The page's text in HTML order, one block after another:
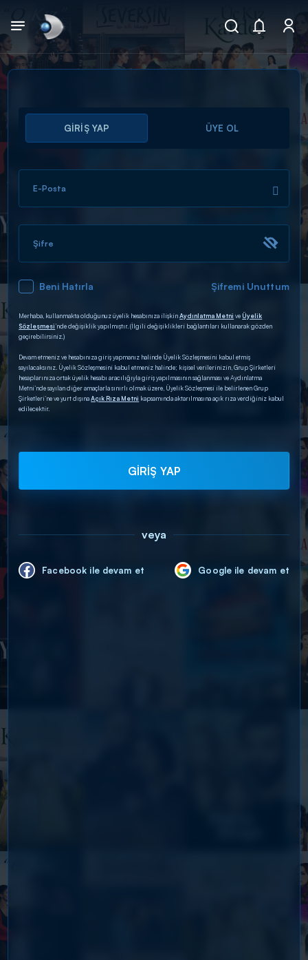
Arama
ARAMA SONUÇLARI
DİĞER SONUÇLAR
GİRİŞ YAP ÜYE OL
E-Posta
Şifre
Beni Hatırla Şifremi Unuttum
Merhaba, kullanmakta olduğunuz üyelik hesabınıza ilişkinAydınlatma Metni veÜyelik
Sözleşmesi’nde değişiklik yapılmıştır. (İlgili değişiklikleri bağlantıları kullanarak gözden
geçirebilirsiniz.)
Devam etmeniz ve hesabınıza giriş yapmanız halinde Üyelik Sözleşmesini kabul etmiş
sayılacaksınız. Üyelik Sözleşmesini kabul etmeniz halinde; kişisel verilerinizin, Grup Şirketleri
hesaplarınıza ortak üyelik hesabı aracılığıyla giriş yapılmasının sağlanması ve Aydınlatma
Metni’nde sayılan diğer amaçlarla sınırlı olmak üzere, Üyelik Sözleşmesi ile belirlenen Grup
Şirketleri’ne ve yurt dışınaAçık Rıza Metni kapsamında aktarılmasına açık rıza verdiğiniz kabul
edilecektir.
GİRİŞ YAP
veya
Facebook ile devam et Google ile devam et